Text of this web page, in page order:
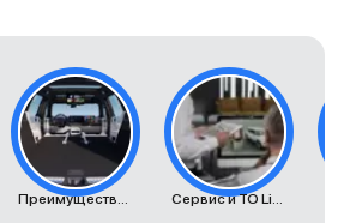
Преимущества автомобилей Lixiang Сервис и ТО Lixiang